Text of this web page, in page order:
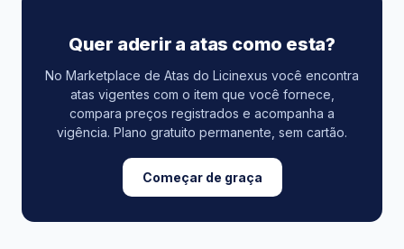
Quer aderir a atas como esta?
No Marketplace de Atas do Licinexus você encontra
atas vigentes com o item que você fornece,
compara preços registrados e acompanha a
vigência. Plano gratuito permanente, sem cartão.
Começar de graça